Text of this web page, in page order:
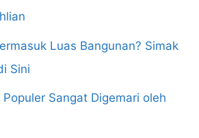
Luas Bangunan? Simak
Sini
Sangat Digemari oleh